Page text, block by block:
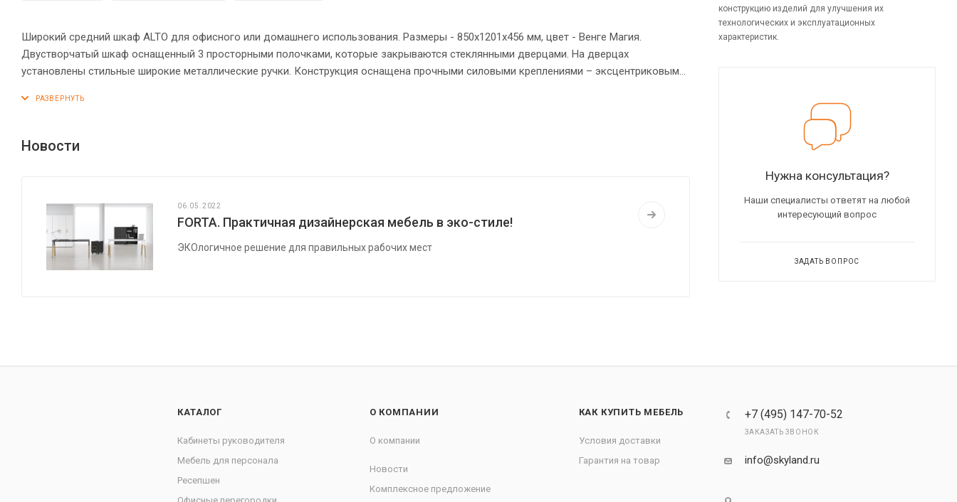
Широкий средний шкаф ALTO для офисного или домашнего использования. Размеры - 850х1201х456 мм, цвет - Венге Магия.
Двустворчатый шкаф оснащенный 3 просторными полочками, которые закрываются стеклянными дверцами. На дверцах
установлены стильные широкие металлические ручки. Конструкция оснащена прочными силовыми креплениями – эксцентриковыми
шкафу устойчивость на неровном полу.
Новости
06.05.2022
FORTA. Практичная дизайнерская мебель в эко-стиле!
ЭКОлогичное решение для правильных рабочих мест
конструкцию изделий для улучшения их
технологических и эксплуатационных
характеристик.
Нужна консультация?
Наши специалисты ответят на любой
интересующий вопрос
ЗАДАТЬ ВОПРОС
КАТАЛОГ
Кабинеты руководителя
Мебель для персонала
Ресепшен
О КОМПАНИИ
О компании
Новости
Комплексное предложение
КАК КУПИТЬ МЕБЕЛЬ
Условия доставки
Гарантия на товар
+7 (495) 147-70-52
ЗАКАЗАТЬ ЗВОНОК
info@skyland.ru